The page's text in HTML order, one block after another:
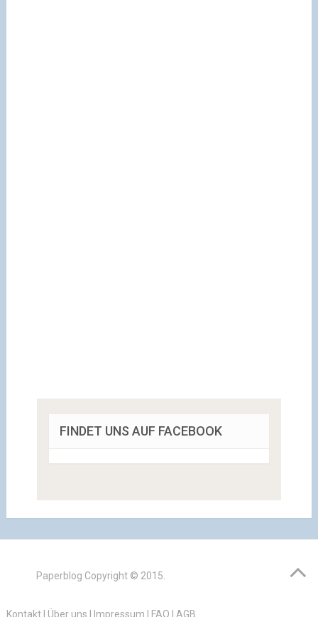
FINDET UNS AUF FACEBOOK
Paperblog Copyright © 2015.
Kontakt| Über uns Impressum FAQ AGB